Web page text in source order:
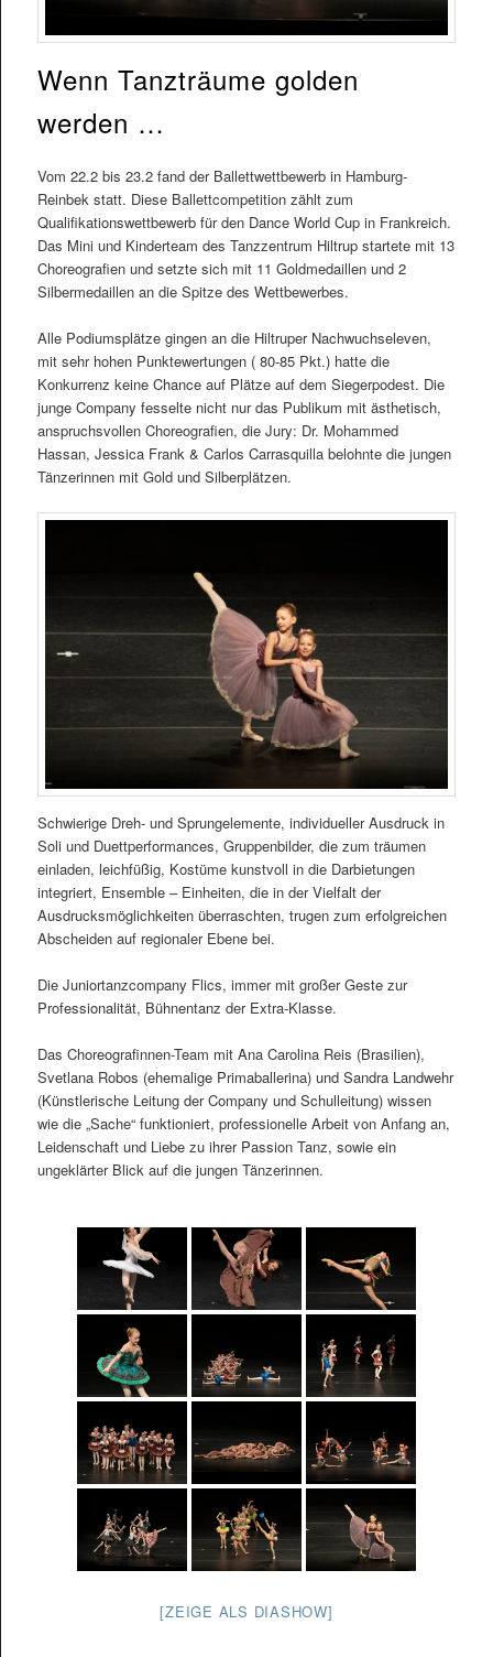
Wenn Tanzträume golden
werden …
Vom 22.2 bis 23.2 fand der Ballettwettbewerb in Hamburg-
Reinbek statt. Diese Ballettcompetition zählt zum
Qualifikationswettbewerb für den Dance World Cup in Frankreich.
Das Mini und Kinderteam des Tanzzentrum Hiltrup startete mit 13
Choreografien und setzte sich mit 11 Goldmedaillen und 2
Silbermedaillen an die Spitze des Wettbewerbes.
Alle Podiumsplätze gingen an die Hiltruper Nachwuchseleven,
mit sehr hohen Punktewertungen ( 80-85 Pkt.) hatte die
Konkurrenz keine Chance auf Plätze auf dem Siegerpodest. Die
junge Company fesselte nicht nur das Publikum mit ästhetisch,
anspruchsvollen Choreografien, die Jury: Dr. Mohammed
Hassan, Jessica Frank & Carlos Carrasquilla belohnte die jungen
Tänzerinnen mit Gold und Silberplätzen.
Schwierige Dreh- und Sprungelemente, individueller Ausdruck in
Soli und Duettperformances, Gruppenbilder, die zum träumen
einladen, leichfüßig, Kostüme kunstvoll in die Darbietungen
integriert, Ensemble – Einheiten, die in der Vielfalt der
Ausdrucksmöglichkeiten überraschten, trugen zum erfolgreichen
Abscheiden auf regionaler Ebene bei.
Die Juniortanzcompany Flics, immer mit großer Geste zur
Professionalität, Bühnentanz der Extra-Klasse.
Das Choreografinnen-Team mit Ana Carolina Reis (Brasilien),
Svetlana Robos (ehemalige Primaballerina) und Sandra Landwehr
(Künstlerische Leitung der Company und Schulleitung) wissen
wie die „Sache“ funktioniert, professionelle Arbeit von Anfang an,
Leidenschaft und Liebe zu ihrer Passion Tanz, sowie ein
ungeklärter Blick auf die jungen Tänzerinnen.
[ZEIGE ALS DIASHOW]